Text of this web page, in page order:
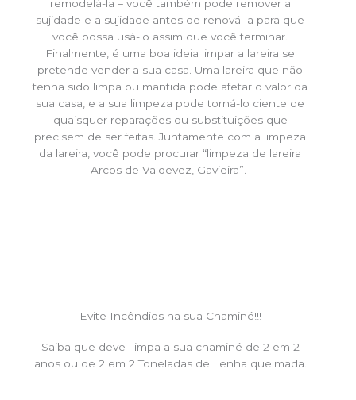
remodelá-la – você também pode remover a
sujidade e a sujidade antes de renová-la para que
você possa usá-lo assim que você terminar.
Finalmente, é uma boa ideia limpar a lareira se
pretende vender a sua casa. Uma lareira que não
tenha sido limpa ou mantida pode afetar o valor da
sua casa, e a sua limpeza pode torná-lo ciente de
quaisquer reparações ou substituições que
precisem de ser feitas. Juntamente com a limpeza
da lareira, você pode procurar “limpeza de lareira
Arcos de Valdevez, Gavieira”.
Evite Incêndios na sua Chaminé!!!
Saiba que deve limpa a sua chaminé de 2 em 2
anos ou de 2 em 2 Toneladas de Lenha queimada.